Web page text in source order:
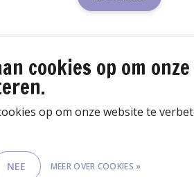
cookies op om
op om onze website te
NEE MEER OVER COOKIES »